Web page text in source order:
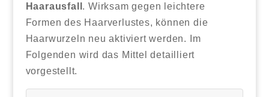
Haarausfall . Wirksam gegen leichtere
Formen des Haarverlustes, können die
Haarwurzeln neu aktiviert werden. Im
Folgenden wird das Mittel detailliert
vorgestellt.